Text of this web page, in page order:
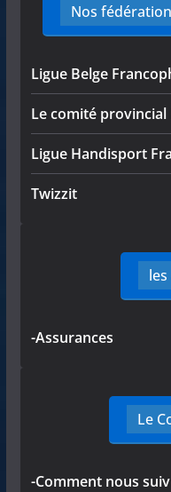
Nos
Ligue Belge
Le comité provincial
Ligue Handisport
Twizzit
-Assurances
Le
-Comment nous